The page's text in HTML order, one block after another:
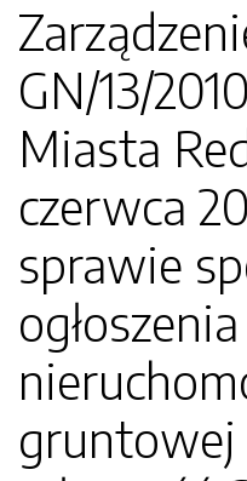
GN/13/
Miasta
czerwca
sprawie
gruntowej